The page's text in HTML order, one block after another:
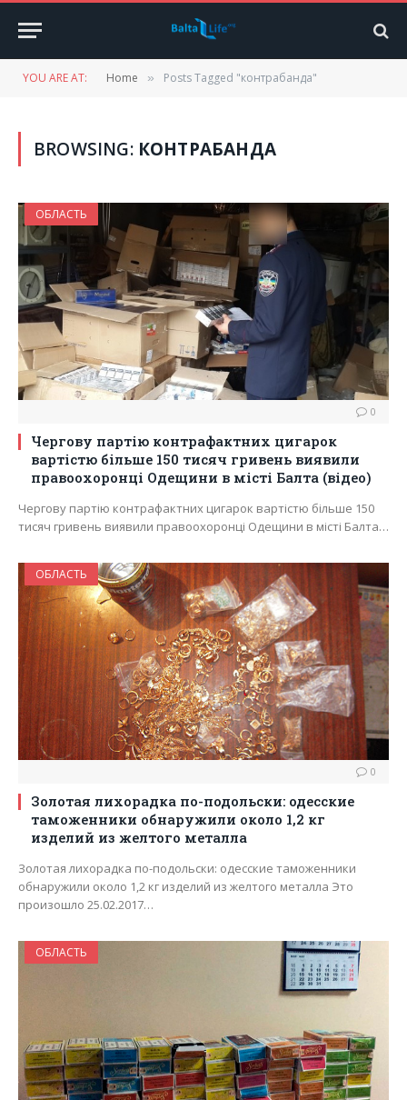
YOU ARE AT: Home » Posts Tagged "контрабанда"
BROWSING: КОНТРАБАНДА
ОБЛАСТЬ
0
Чергову партію контрафактних цигарок
вартістю більше 150 тисяч гривень виявили
правоохоронці Одещини в мiстi Балта (вiдео)
Чергову партію контрафактних цигарок вартістю більше 150
тисяч гривень виявили правоохоронці Одещини в мiстi Балта…
ОБЛАСТЬ
0
Золотая лихорадка по-подольски: одесские
таможенники обнаружили около 1,2 кг
изделий из желтого металла
Золотая лихорадка по-подольски: одесские таможенники
обнаружили около 1,2 кг изделий из желтого металла Это
произошло 25.02.2017…
ОБЛАСТЬ